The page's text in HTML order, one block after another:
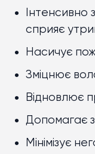
Інтенсивно
сприяє
Насичує
Зміцнює
Відновлює
Допомагає
Мінімізує